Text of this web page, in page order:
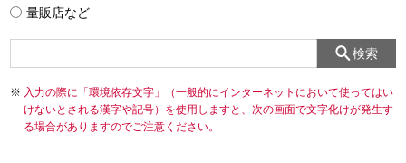
量販店など
検索
入力の際に「環境依存文字」（一般的にインターネットにおいて使ってはい
けないとされる漢字や記号）を使用しますと、次の画面で文字化けが発生す
る場合がありますのでご注意ください。